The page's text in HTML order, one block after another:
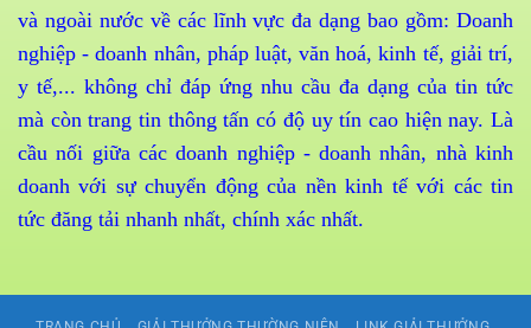
và ngoài nước về các lĩnh vực đa dạng bao gồm: Doanh
nghiệp - doanh nhân, pháp luật, văn hoá, kinh tế, giải trí,
y tế,... không chỉ đáp ứng nhu cầu đa dạng của tin tức
mà còn trang tin thông tấn có độ uy tín cao hiện nay. Là
cầu nối giữa các doanh nghiệp - doanh nhân, nhà kinh
doanh với sự chuyển động của nền kinh tế với các tin
tức đăng tải nhanh nhất, chính xác nhất.